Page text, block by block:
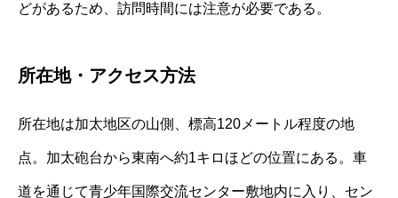
どがあるため、訪問時間には注意が必要である。
所在地・アクセス方法
所在地は加太地区の山側、標高120メートル程度の地
点。加太砲台から東南へ約1キロほどの位置にある。車
道を通じて青少年国際交流センター敷地内に入り、セン